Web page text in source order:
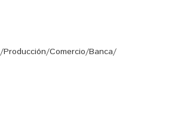
Comercio/Banca/